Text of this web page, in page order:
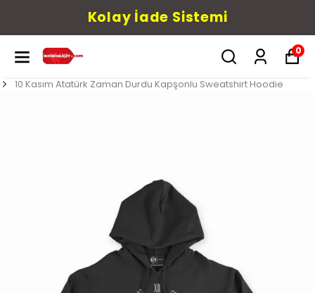
Kolay İade Sistemi
0
10 Kasım Atatürk Zaman Durdu Kapşonlu Sweatshirt Hoodie